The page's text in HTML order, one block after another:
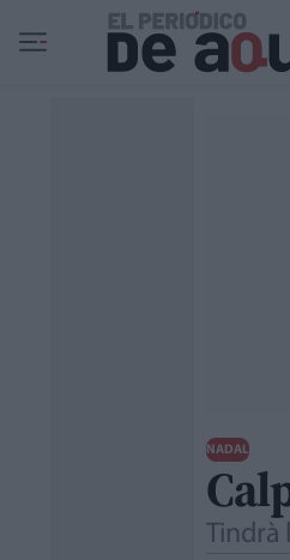
Ir al contenido principal
NADAL